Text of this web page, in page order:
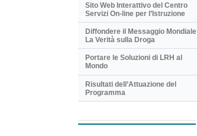
Sito Web Interattivo del Centro
Servizi On-line per l’Istruzione
Diffondere il Messaggio Mondiale
La Verità sulla Droga
Portare le Soluzioni di LRH al
Mondo
Risultati dell’Attuazione del
Programma